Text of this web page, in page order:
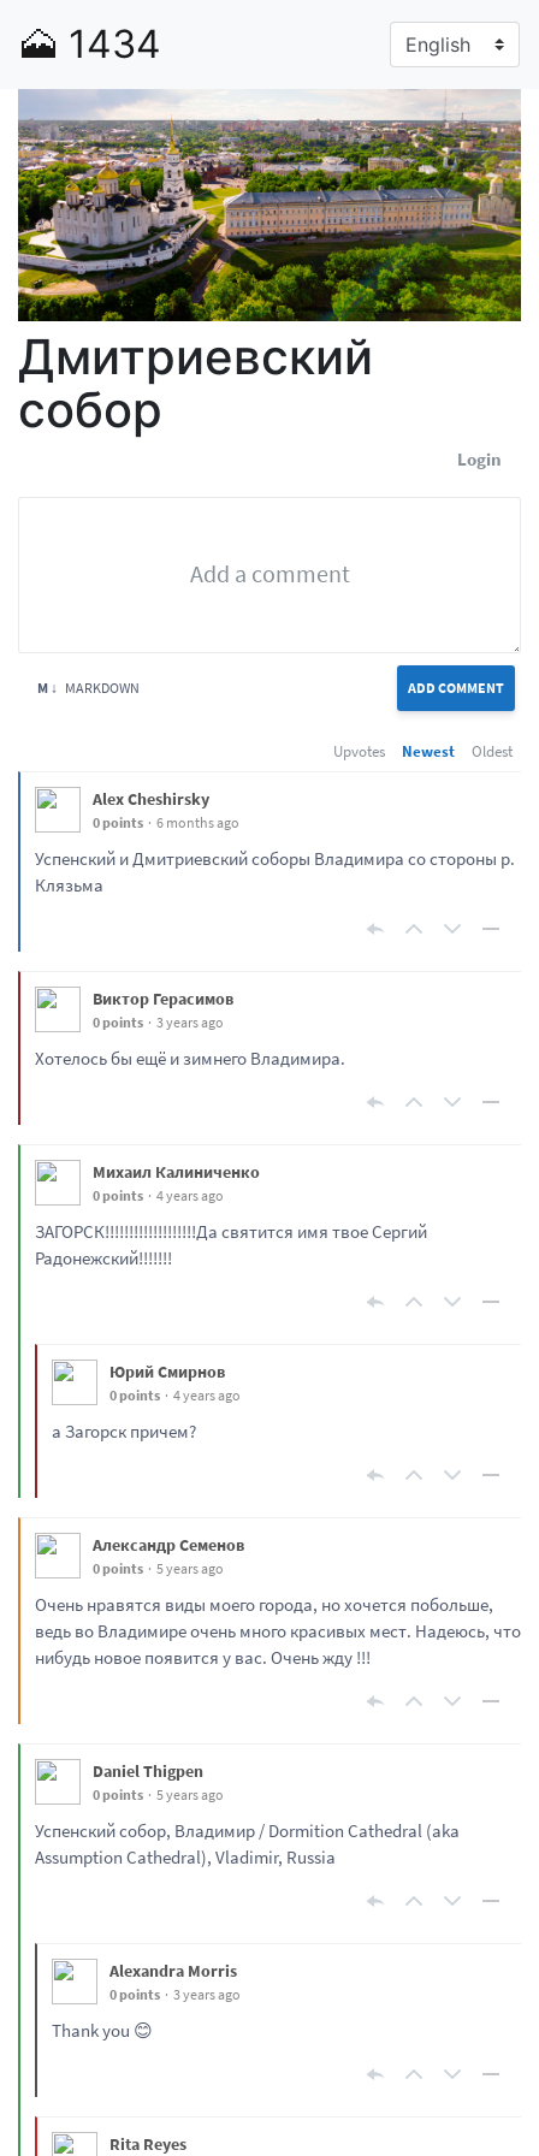
🗻 1434
Дмитриевский
собор
Login
ADD COMMENT
M ↓ MARKDOWN
Upvotes Newest Oldest
Alex Cheshirsky
0 points 6 months ago
Успенский и Дмитриевский соборы Владимира со стороны р.
Клязьма
Виктор Герасимов
0 points 3 years ago
Хотелось бы ещё и зимнего Владимира.
Михаил Калиниченко
0 points 4 years ago
ЗАГОРСК!!!!!!!!!!!!!!!!!!!Да святится имя твое Сергий
Радонежский!!!!!!!
Юрий Смирнов
0 points 4 years ago
а Загорск причем?
Александр Семенов
0 points 5 years ago
Очень нравятся виды моего города, но хочется побольше,
ведь во Владимире очень много красивых мест. Надеюсь, что
нибудь новое появится у вас. Очень жду !!!
Daniel Thigpen
0 points 5 years ago
Успенский собор, Владимир / Dormition Cathedral (aka
Assumption Cathedral), Vladimir, Russia
Alexandra Morris
0 points 3 years ago
Thank you 😊
Rita Reyes